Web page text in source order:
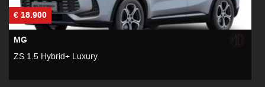
€ 18.900
MG
ZS 1.5 Hybrid+ Luxury